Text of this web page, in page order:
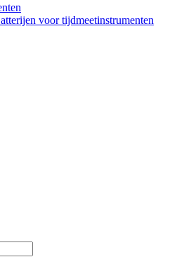
voor tijdmeetinstrumenten